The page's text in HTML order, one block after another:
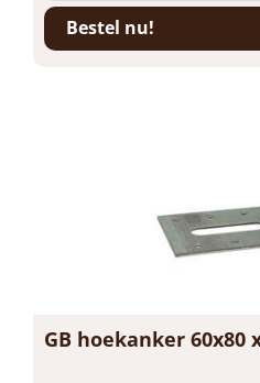
Bestel nu!
GB hoekanker 60x80